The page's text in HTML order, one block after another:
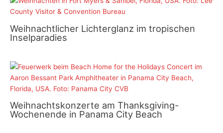
Weihnachtlicher Lichterglanz im tropischen
Inselparadies
Weihnachtskonzerte am Thanksgiving-
Wochenende in Panama City Beach